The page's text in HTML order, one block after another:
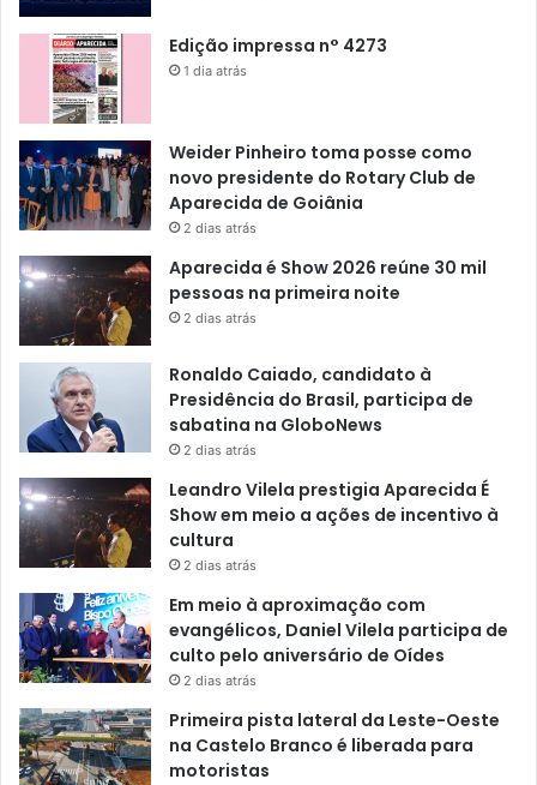
Edição impressa n° 4273
1 dia atrás
Weider Pinheiro toma posse como
novo presidente do Rotary Club de
Aparecida de Goiânia
2 dias atrás
Aparecida é Show 2026 reúne 30 mil
pessoas na primeira noite
2 dias atrás
Ronaldo Caiado, candidato à
Presidência do Brasil, participa de
sabatina na GloboNews
2 dias atrás
Leandro Vilela prestigia Aparecida É
Show em meio a ações de incentivo à
cultura
2 dias atrás
Em meio à aproximação com
evangélicos, Daniel Vilela participa de
culto pelo aniversário de Oídes
2 dias atrás
Primeira pista lateral da Leste-Oeste
na Castelo Branco é liberada para
motoristas